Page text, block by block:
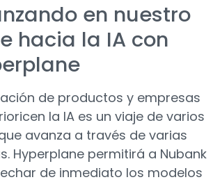
en nuestro
hacia la IA con
de productos y empresas
la IA es un viaje de varios
avanza a través de varias
Hyperplane permitirá a Nubank
de inmediato los modelos